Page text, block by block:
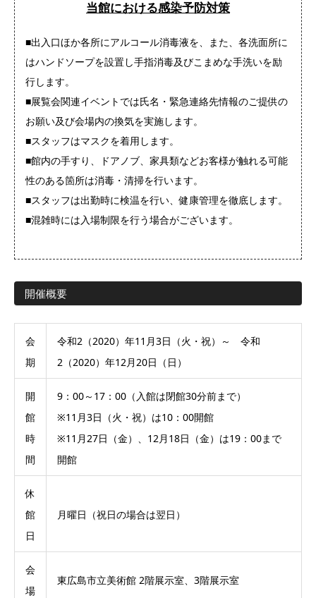
当館における感染予防対策
■出入口ほか各所にアルコール消毒液を、また、各洗面所に
はハンドソープを設置し手指消毒及びこまめな手洗いを励
行します。
■展覧会関連イベントでは氏名・緊急連絡先情報のご提供の
お願い及び会場内の換気を実施します。
■スタッフはマスクを着用します。
■館内の手すり、ドアノブ、家具類などお客様が触れる可能
性のある箇所は消毒・清掃を行います。
■スタッフは出勤時に検温を行い、健康管理を徹底します。
■混雑時には入場制限を行う場合がございます。
開催概要
会
期
令和2（2020）年11月3日（火・祝）～ 令和
2（2020）年12月20日（日）
開
館
時
間
9：00～17：00（入館は閉館30分前まで）
※11月3日（火・祝）は10：00開館
※11月27日（金）、12月18日（金）は19：00まで
開館
休
館
日
月曜日（祝日の場合は翌日）
会
場
東広島市立美術館 2階展示室、3階展示室